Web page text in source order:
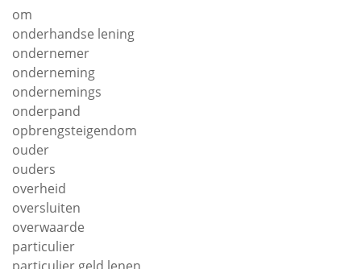
om
onderhandse lening
ondernemer
onderneming
ondernemings
onderpand
opbrengsteigendom
ouder
ouders
overheid
oversluiten
overwaarde
particulier
particulier geld lenen